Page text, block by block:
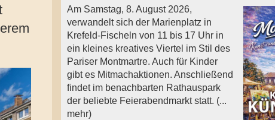
Am Samstag, 8. August 2026,
verwandelt sich der Marienplatz in
Krefeld‑Fischeln von 11 bis 17 Uhr in
ein kleines kreatives Viertel im Stil des
Pariser Montmartre. Auch für Kinder
gibt es Mitmachaktionen. Anschließend
findet im benachbarten Rathauspark
der beliebte Feierabendmarkt statt. (...
mehr)